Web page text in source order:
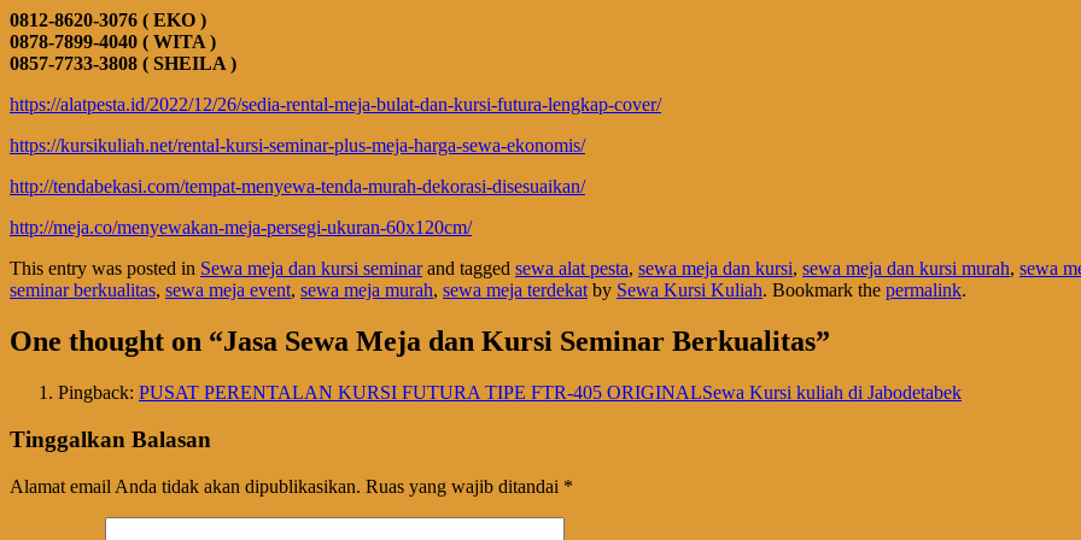
0812-8620-3076 ( EKO )
0878-7899-4040 ( WITA )
0857-7733-3808 ( SHEILA )
https://alatpesta.id/2022/12/26/sedia-rental-meja-bulat-dan-kursi-futura-lengkap-cover/
https://kursikuliah.net/rental-kursi-seminar-plus-meja-harga-sewa-ekonomis/
http://tendabekasi.com/tempat-menyewa-tenda-murah-dekorasi-disesuaikan/
http://meja.co/menyewakan-meja-persegi-ukuran-60x120cm/
This entry was posted in Sewa meja dan kursi seminarand tagged sewa alat pesta, sewa meja dan kursi, sewa meja dan kursi murah, sewa
seminar berkualitas, sewa meja event, sewa meja murah, sewa meja terdekat by Sewa Kursi Kuliah. Bookmark the permalink.
One thought on “Jasa Sewa Meja dan Kursi Seminar Berkualitas”
Pingback: PUSAT PERENTALAN KURSI FUTURA TIPE FTR-405 ORIGINALSewa Kursi kuliah di Jabodetabek
Tinggalkan Balasan
Alamat email Anda tidak akan dipublikasikan. Ruas yang wajib ditandai *